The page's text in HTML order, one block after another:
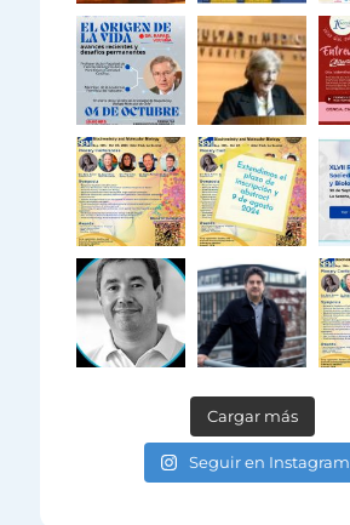
Cargar más
Seguir en Instagram